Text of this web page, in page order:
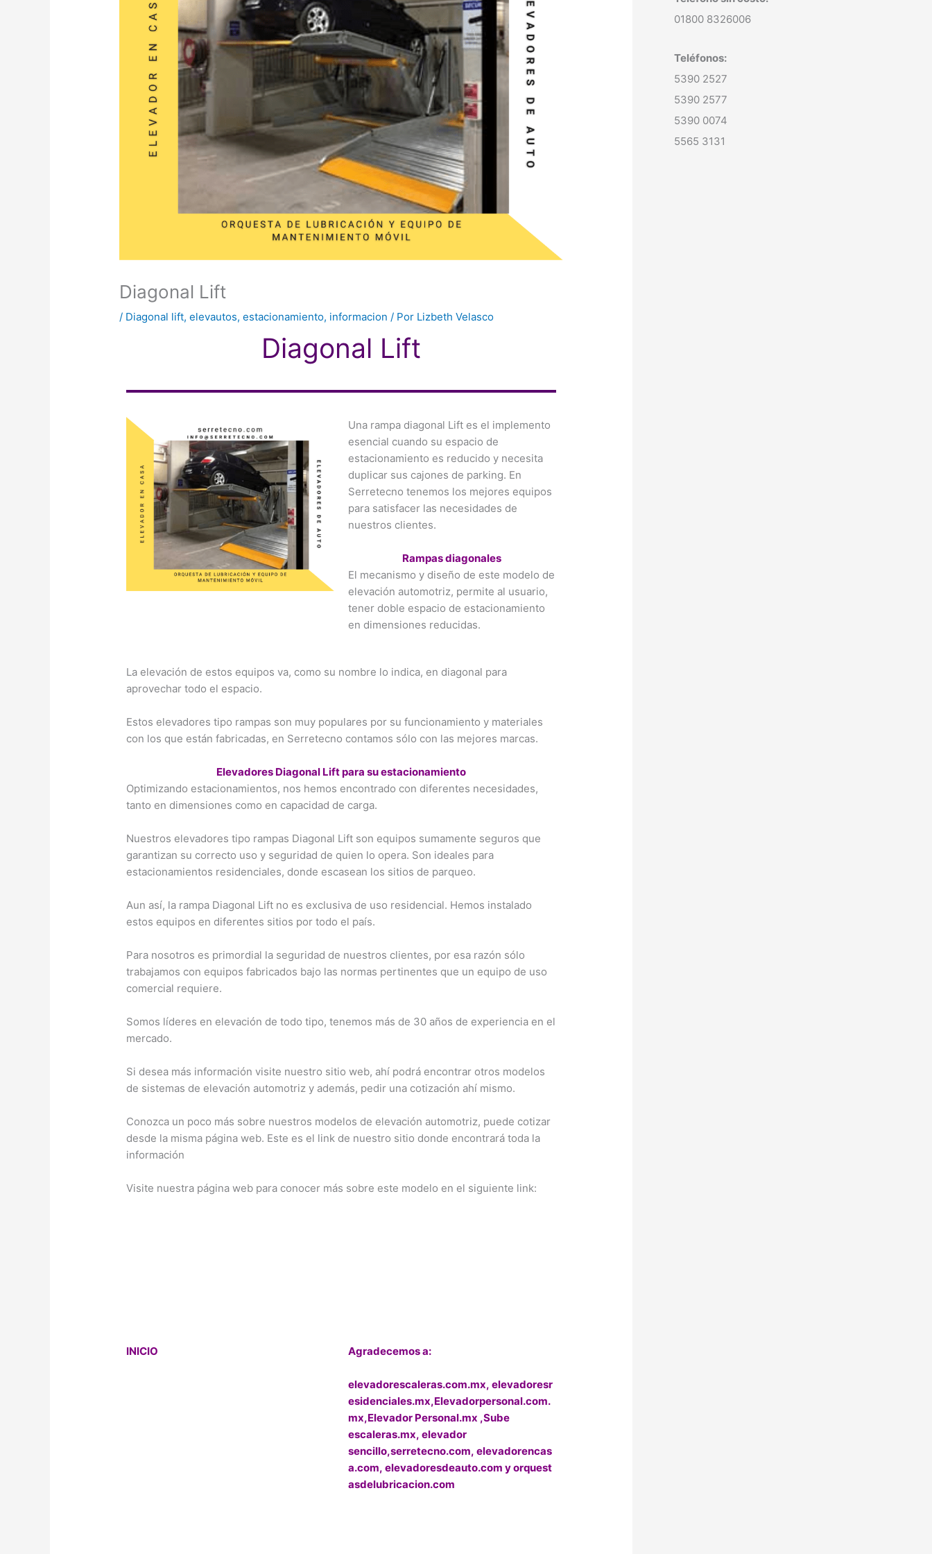
Diagonal Lift
/ Diagonal lift,elevautos,estacionamiento, informacion / Por Lizbeth Velasco
Diagonal Lift
Una rampa diagonal Lift es el implemento
esencial cuando su espacio de
estacionamiento es reducido y necesita
duplicar sus cajones de parking. En
Serretecno tenemos los mejores equipos
para satisfacer las necesidades de
nuestros clientes.
Rampas diagonales
El mecanismo y diseño de este modelo de
elevación automotriz, permite al usuario,
tener doble espacio de estacionamiento
en dimensiones reducidas.
La elevación de estos equipos va, como su nombre lo indica, en diagonal para
aprovechar todo el espacio.
Estos elevadores tipo rampas son muy populares por su funcionamiento y materiales
con los que están fabricadas, en Serretecno contamos sólo con las mejores marcas.
Elevadores Diagonal Lift para su estacionamiento
Optimizando estacionamientos, nos hemos encontrado con diferentes necesidades,
tanto en dimensiones como en capacidad de carga.
Nuestros elevadores tipo rampas Diagonal Lift son equipos sumamente seguros que
garantizan su correcto uso y seguridad de quien lo opera. Son ideales para
estacionamientos residenciales, donde escasean los sitios de parqueo.
Aun así, la rampa Diagonal Lift no es exclusiva de uso residencial. Hemos instalado
estos equipos en diferentes sitios por todo el país.
Para nosotros es primordial la seguridad de nuestros clientes, por esa razón sólo
trabajamos con equipos fabricados bajo las normas pertinentes que un equipo de uso
comercial requiere.
Somos líderes en elevación de todo tipo, tenemos más de 30 años de experiencia en el
mercado.
Si desea más información visite nuestro sitio web, ahí podrá encontrar otros modelos
de sistemas de elevación automotriz y además, pedir una cotización ahí mismo.
Conozca un poco más sobre nuestros modelos de elevación automotriz, puede cotizar
desde la misma página web. Este es el link de nuestro sitio donde encontrará toda la
información
Visite nuestra página web para conocer más sobre este modelo en el siguiente link:
INICIO Agradecemos a:
elevadorescaleras.com.mx, elevadoresr
esidenciales.mx,Elevadorpersonal.com.
mx,Elevador Personal.mx ,Sube
escaleras.mx, elevador
sencillo,serretecno.com, elevadorencas
a.com, elevadoresdeauto.com yorquest
asdelubricacion.com
01800 8326006
Teléfonos:
5390 2527
5390 2577
5390 0074
5565 3131